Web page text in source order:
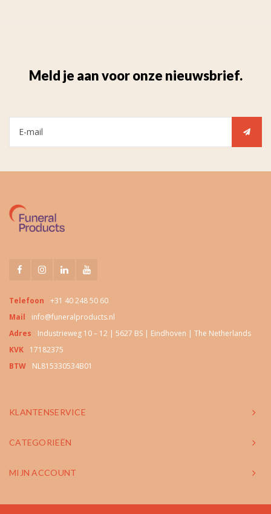
Meld je aan voor onze nieuwsbrief.
Telefoon
+31 40 248 50 60
Mail
info@funeralproducts.nl
Adres
Industrieweg 10 – 12 | 5627 BS | Eindhoven | The Netherlands
KVK
17182375
BTW
NL815330534B01
KLANTENSERVICE
CATEGORIEËN
MIJN ACCOUNT